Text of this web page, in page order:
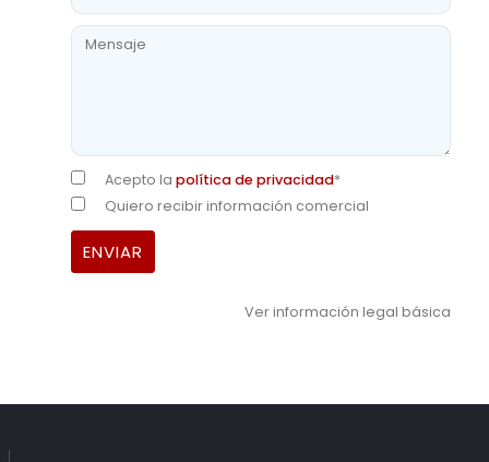
Acepto la política de privacidad*
Quiero recibir información comercial
Ver información legal básica